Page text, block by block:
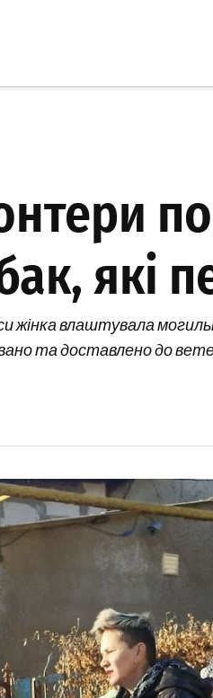
які
жінка влаштувала
та доставлено до